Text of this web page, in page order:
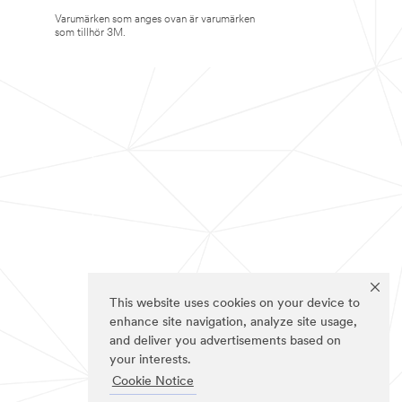
This website uses cookies on your device to
enhance site navigation, analyze site usage,
and deliver you advertisements based on
your interests.
Cookie Notice
Varumärken som anges ovan är varumärken
som tillhör 3M.